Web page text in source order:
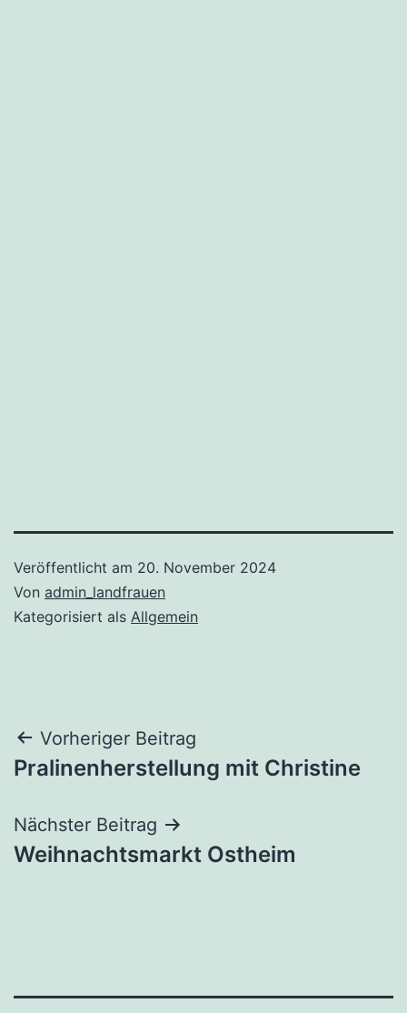
Veröffentlicht am 20. November 2024
Von admin_landfrauen
Kategorisiert als Allgemein
Beitragsnavigation
Vorheriger Beitrag
Pralinenherstellung mit Christine
Nächster Beitrag
Weihnachtsmarkt Ostheim